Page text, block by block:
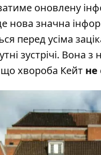
оновлену
нова значна
перед усіма
зустрічі. Вона
що хвороба Кейт не